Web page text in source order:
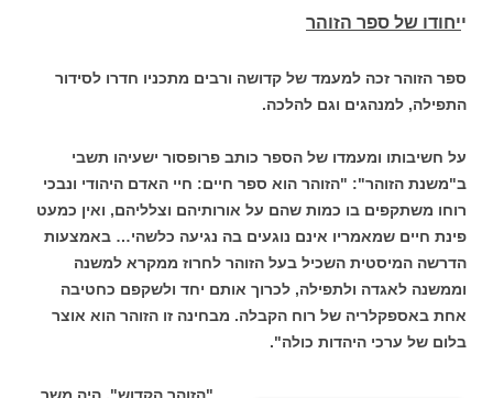
ייחודו של ספר הזוהר
ספר הזוהר זכה למעמד של קדושה ורבים מתכניו חדרו לסידור
התפילה, למנהגים וגם להלכה.
על חשיבותו ומעמדו של הספר כותב פרופסור ישעיהו תשבי
ב"משנת הזוהר": "הזוהר הוא ספר חיים: חיי האדם היהודי ונבכי
רוחו משתקפים בו כמות שהם על אורותיהם וצלליהם, ואין כמעט
פינת חיים שמאמריו אינם נוגעים בה נגיעה כלשהי… באמצעות
הדרשה המיסטית השכיל בעל הזוהר לחרוז ממקרא למשנה
וממשנה לאגדה ולתפילה, לכרוך אותם יחד ולשקפם כחטיבה
אחת באספקלריה של רוח הקבלה. מבחינה זו הזוהר הוא אוצר
בלום של ערכי היהדות כולה".
"הזוהר הקדוש", היה משך